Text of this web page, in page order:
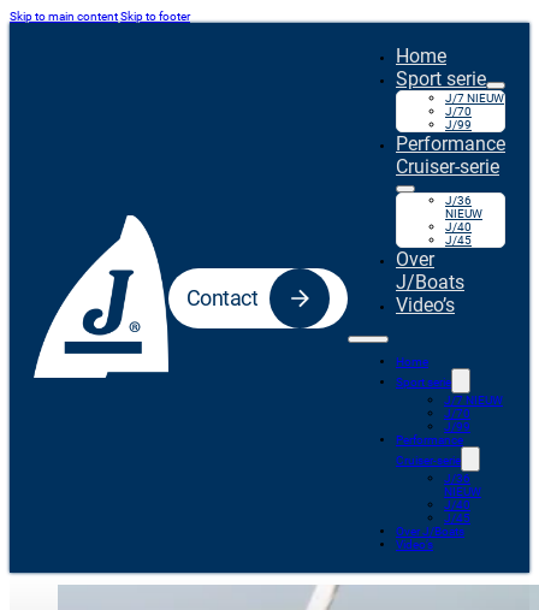
Skip to main contentSkip to footer
Home
Sport serie
J/7 NIEUW
J/70
J/99
Performance
Cruiser-serie
J/36
NIEUW
J/40
J/45
Over
J/Boats
Video’s
Home
Sport serie
J/7 NIEUW
J/70
J/99
Performance
Cruiser-serie
J/36
NIEUW
J/40
J/45
Over J/Boats
Video’s
Contact